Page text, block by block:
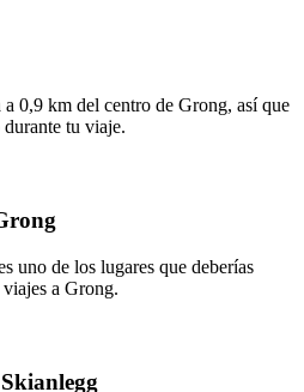
0,9 km del centro de Grong, así que
tu viaje.
uno de los lugares que deberías
a Grong.